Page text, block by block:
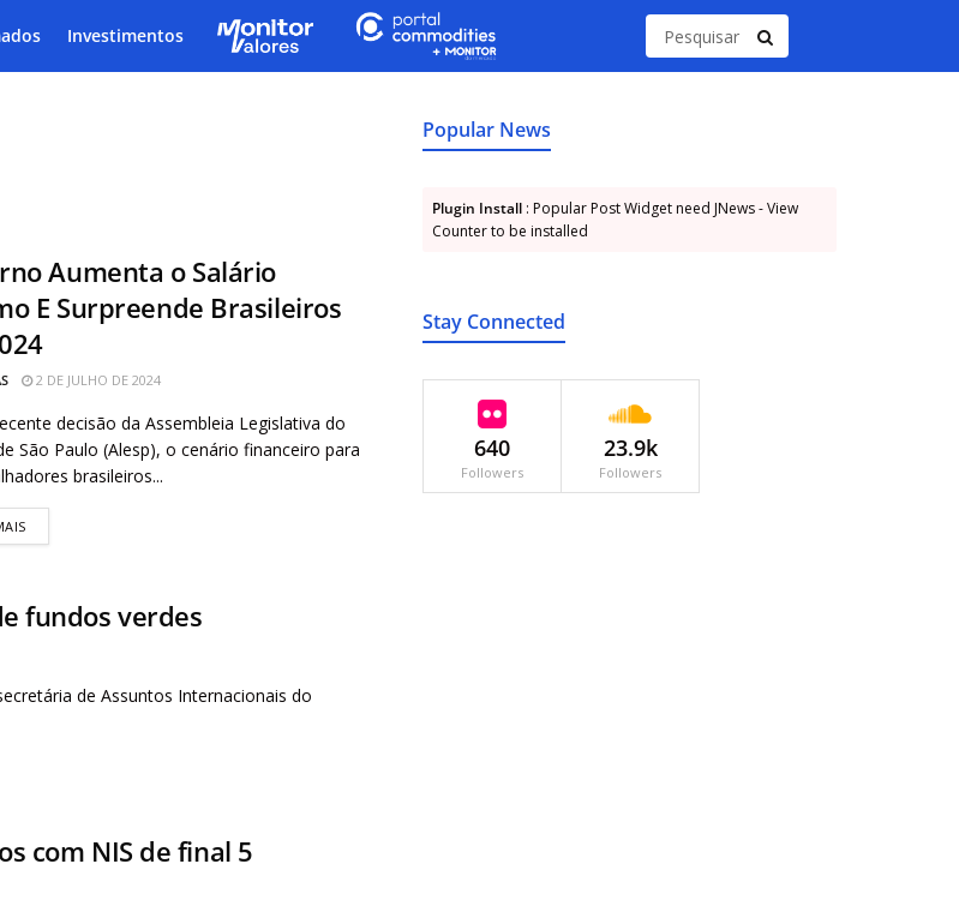
Investimentos
Aumenta o Salário
E Surpreende Brasileiros
2 DE JULHO DE 2024
decisão da Assembleia Legislativa do
São Paulo (Alesp), o cenário financeiro para
brasileiros...
fundos verdes
de Assuntos Internacionais do
com NIS de final 5
Popular News
Plugin Install : Popular Post Widget need JNews - View
Counter to be installed
Stay Connected
640
Followers
23.9k
Followers